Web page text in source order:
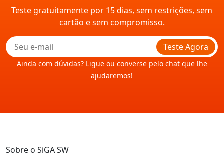
Teste gratuitamente por 15 dias, sem restrições, sem
cartão e sem compromisso.
Teste Agora
Ainda com dúvidas? Ligue ou converse pelo chat que lhe
ajudaremos!
Sobre o SiGA SW